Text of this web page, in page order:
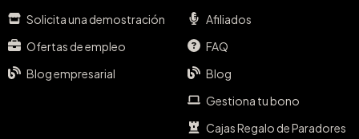
Solicita una demostración
Ofertas de empleo
Blog empresarial
Afiliados
FAQ
Blog
Gestiona tu bono
Cajas Regalo de Paradores